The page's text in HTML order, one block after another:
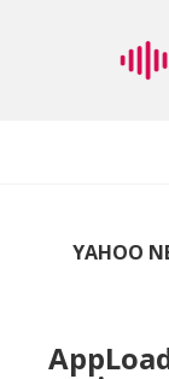
YAHOO